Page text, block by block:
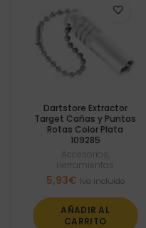
Dartstore Extractor
Target Cañas y Puntas
Rotas Color Plata
109285
Accesorios
Herramientas
5,93€ Iva incluido
AÑADIR AL
CARRITO